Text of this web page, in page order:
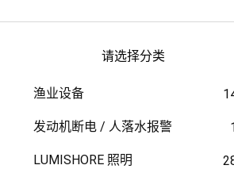
请选择分类
渔业设备
发动机断电 / 人落水报警
LUMISHORE 照明